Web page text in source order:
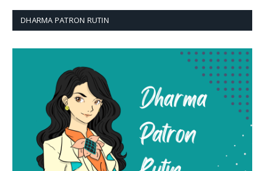
DHARMA PATRON RUTIN